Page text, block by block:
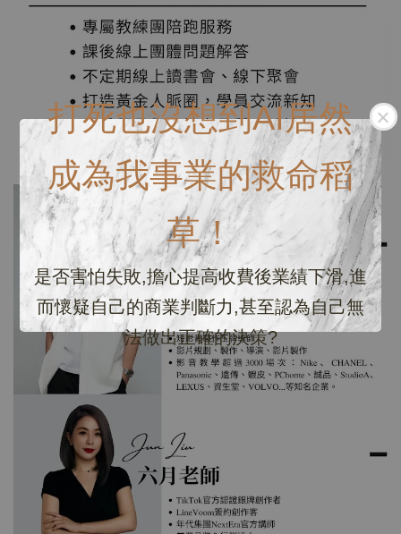
打死也沒想到AI居然
成為我事業的救命稻
草！
是否害怕失敗,擔心提高收費後業績下滑,進
而懷疑自己的商業判斷力,甚至認為自己無
法做出正確的決策?